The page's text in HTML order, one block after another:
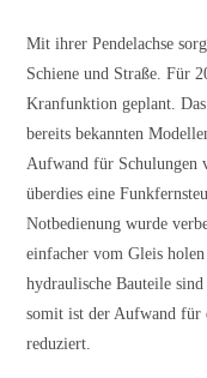
Mit ihrer Pendelachse
Schiene und Straße. Für
Kranfunktion geplant.
bereits bekannten
Aufwand für Schulungen
überdies eine
Notbedienung wurde
einfacher vom Gleis
hydraulische Bauteile
somit ist der Aufwand für
reduziert.